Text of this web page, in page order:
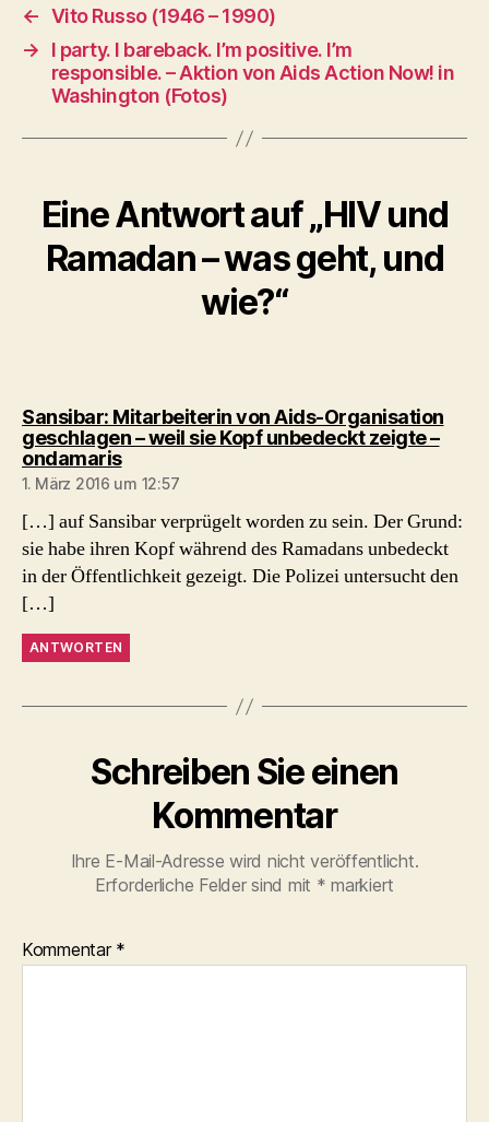
← Vito Russo (1946 – 1990)
→
I party. I bareback. I’m positive. I’m
responsible. – Aktion von Aids Action Now! in
Washington (Fotos)
Eine Antwort auf „HIV und
Ramadan – was geht, und
wie?“
Sansibar: Mitarbeiterin von Aids-Organisation
geschlagen – weil sie Kopf unbedeckt zeigte –
ondamarissagt:
1. März 2016 um 12:57
[…] auf Sansibar verprügelt worden zu sein. Der Grund:
sie habe ihren Kopf während des Ramadans unbedeckt
in der Öffentlichkeit gezeigt. Die Polizei untersucht den
[…]
ANTWORTEN
Schreiben Sie einen
Kommentar
Ihre E-Mail-Adresse wird nicht veröffentlicht.
Erforderliche Felder sind mit * markiert
Kommentar *